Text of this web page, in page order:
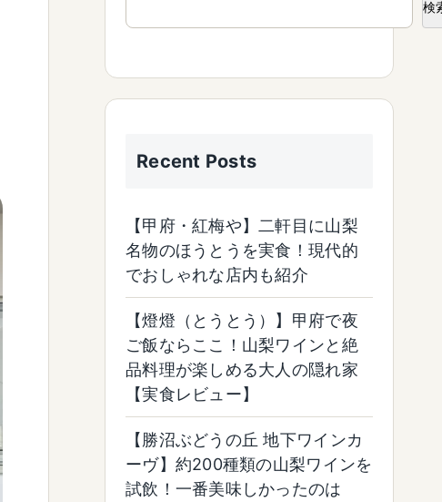
検
Recent Posts
【甲府・紅梅や】二軒目に山梨
名物のほうとうを実食！現代的
でおしゃれな店内も紹介
【燈燈（とうとう）】甲府で夜
ご飯ならここ！山梨ワインと絶
品料理が楽しめる大人の隠れ家
【実食レビュー】
【勝沼ぶどうの丘 地下ワインカ
ーヴ】約200種類の山梨ワインを
試飲！一番美味しかったのは